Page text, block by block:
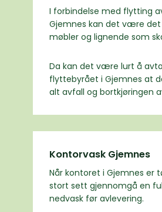
I forbindelse med flytting
Gjemnes kan det være det
møbler og lignende som
Da kan det være lurt å
flyttebyrået i Gjemnes at
alt avfall og bortkjøringen
Kontorvask Gjemnes
Når kontoret i Gjemnes er
stort sett gjennomgå en
nedvask før avlevering.